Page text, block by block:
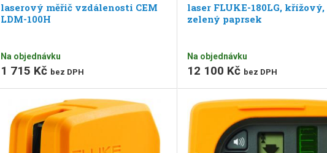
laserový měřič vzdálenosti CEM
LDM-100H
Na objednávku
1 715 Kč bez DPH
laser FLUKE-180LG, křížový,
zelený paprsek
Na objednávku
12 100 Kč bez DPH